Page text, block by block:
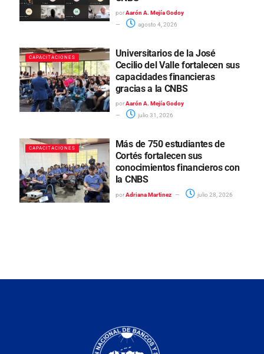
por Aarón A. Mejía Godoy
agosto 4, 2026
CAPACITACIONES
Universitarios de la José
Cecilio del Valle fortalecen sus
capacidades financieras
gracias a la CNBS
por Aarón A. Mejía Godoy
julio 31, 2026
CAPACITACIONES
Más de 750 estudiantes de
Cortés fortalecen sus
conocimientos financieros con
la CNBS
por Adriana Martinez julio 28, 2026